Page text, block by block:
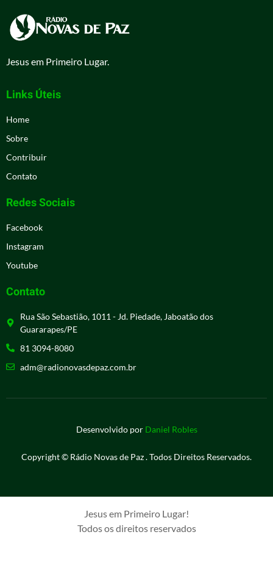
Jesus em Primeiro Lugar.
Links Úteis
Home
Sobre
Contribuir
Contato
Redes Sociais
Facebook
Instagram
Youtube
Contato
Rua São Sebastião, 1011 - Jd. Piedade, Jaboatão dos
Guararapes/PE
81 3094-8080
adm@radionovasdepaz.com.br
Desenvolvido por Daniel Robles
Copyright © Rádio Novas de Paz . Todos Direitos Reservados.
Jesus em Primeiro Lugar!
Todos os direitos reservados